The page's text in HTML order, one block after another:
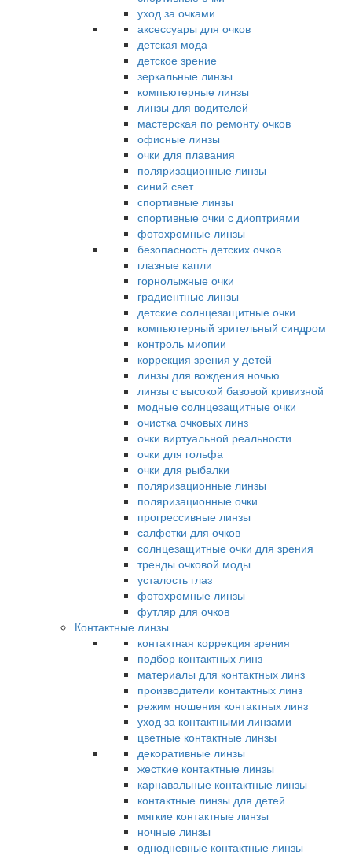
уход за очками
аксессуары для очков
детская мода
детское зрение
зеркальные линзы
компьютерные линзы
линзы для водителей
мастерская по ремонту очков
офисные линзы
очки для плавания
поляризационные линзы
синий свет
спортивные линзы
спортивные очки с диоптриями
фотохромные линзы
безопасность детских очков
глазные капли
горнолыжные очки
градиентные линзы
детские солнцезащитные очки
компьютерный зрительный синдром
контроль миопии
коррекция зрения у детей
линзы для вождения ночью
линзы с высокой базовой кривизной
модные солнцезащитные очки
очистка очковых линз
очки виртуальной реальности
очки для гольфа
очки для рыбалки
поляризационные линзы
поляризационные очки
прогрессивные линзы
салфетки для очков
солнцезащитные очки для зрения
тренды очковой моды
усталость глаз
фотохромные линзы
футляр для очков
Контактные линзы
контактная коррекция зрения
подбор контактных линз
материалы для контактных линз
производители контактных линз
режим ношения контактных линз
уход за контактными линзами
цветные контактные линзы
декоративные линзы
жесткие контактные линзы
карнавальные контактные линзы
контактные линзы для детей
мягкие контактные линзы
ночные линзы
однодневные контактные линзы